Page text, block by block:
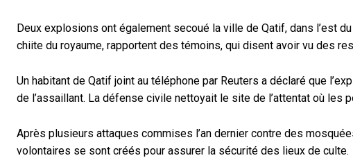
Deux explosions ont également secoué la ville de Qatif, dans l’est
chiite du royaume, rapportent des témoins, qui disent avoir vu des
Un habitant de Qatif joint au téléphone par Reuters a déclaré que
de l’assaillant. La défense civile nettoyait le site de l’attentat où les
Après plusieurs attaques commises l’an dernier contre des
volontaires se sont créés pour assurer la sécurité des lieux de culte.